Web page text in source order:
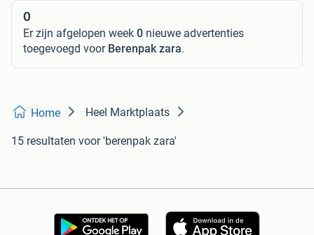
0
Er zijn afgelopen week 0 nieuwe advertenties
toegevoegd voor Berenpak zara.
Home Heel Marktplaats
15 resultaten voor 'berenpak zara'